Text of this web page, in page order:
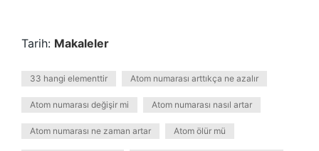
Tarih: Makaleler
33 hangi elementtir Atom numarası arttıkça ne azalır
Atom numarası değişir mi Atom numarası nasıl artar
Atom numarası ne zaman artar Atom ölür mü